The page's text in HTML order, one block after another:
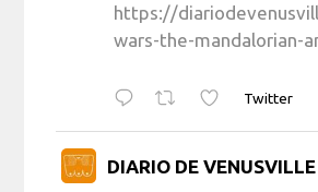
https://
wars-the-mandalorian-
Twitter
DIARIO DE VENUSVILLE